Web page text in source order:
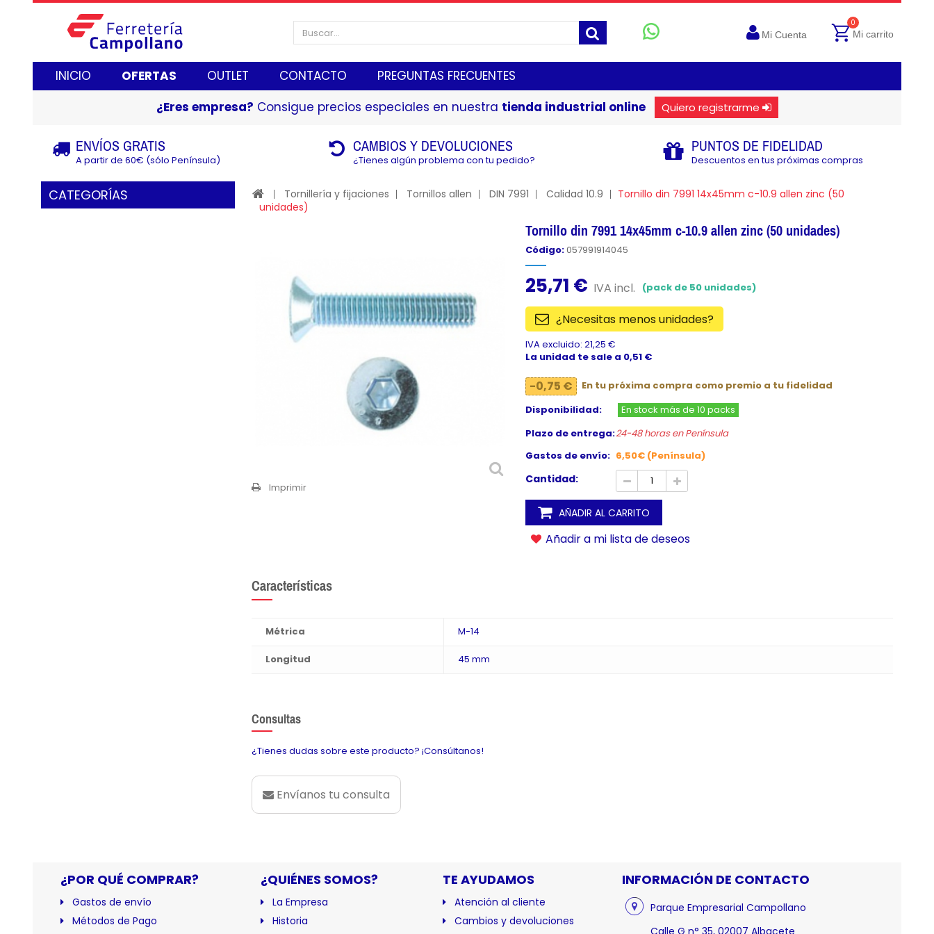
INICIO OFERTAS OUTLET CONTACTO PREGUNTAS FRECUENTES
Mi Cuenta
0
Mi carrito
¿Eres empresa? Consigue precios especiales en nuestra tienda industrial online Quiero registrarme
ENVÍOS GRATIS
A partir de 60€ (sólo Península)
CAMBIOS Y DEVOLUCIONES
¿Tienes algún problema con tu pedido?
PUNTOS DE FIDELIDAD
Descuentos en tus próximas compras
CATEGORÍAS Tornillería y fijaciones Tornillos allen DIN 7991 Calidad 10.9
Tornillo din 7991 14x45mm c-10.9 allen zinc (50
unidades)
Imprimir
Tornillo din 7991 14x45mm c-10.9 allen zinc (50 unidades)
Código:057991914045
25,71 € IVA incl. (pack de 50 unidades)
¿Necesitas menos unidades?
IVA excluido: 21,25 €
La unidad te sale a 0,51 €
-0,75 €
En tu próxima compra como premio a tu fidelidad
Disponibilidad:
En stock más de 10 packs
Plazo de entrega:24-48 horas en Península
Gastos de envío: 6,50€ (Península)
Cantidad:
AÑADIR AL CARRITO
Añadir a mi lista de deseos
Características
Métrica M-14
Longitud 45 mm
Consultas
¿Tienes dudas sobre este producto? ¡Consúltanos!
Envíanos tu consulta
¿POR QUÉ COMPRAR?
Gastos de envío
Métodos de Pago
¿QUIÉNES SOMOS?
La Empresa
Historia
TE AYUDAMOS
Atención al cliente
Cambios y devoluciones
INFORMACIÓN DE CONTACTO
Parque Empresarial Campollano